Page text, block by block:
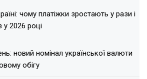
чому платіжки зростають у рази і
2026 році
новий номінал української валюти
обігу